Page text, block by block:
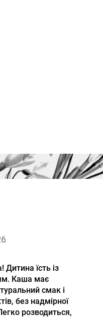
їсть із
Каша має
смак і
без надмірної
розводиться,